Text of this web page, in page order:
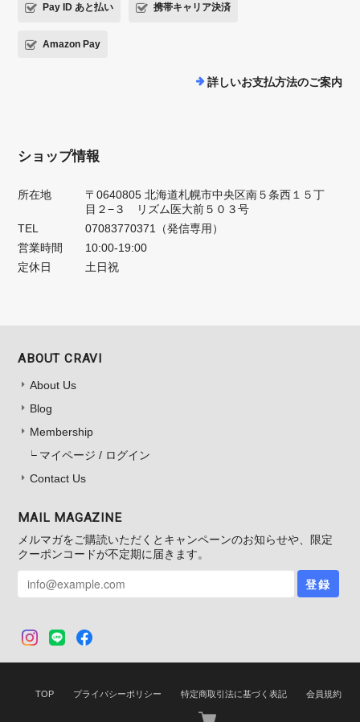
Pay ID あと払い 携帯キャリア決済
Amazon Pay
詳しいお支払方法のご案内
ショップ情報
所在地
〒0640805 北海道札幌市中央区南５条西１５丁
目２−３ リズム医大前５０３号
TEL
07083770371（発信専用）
営業時間
10:00-19:00
定休日
土日祝
ABOUT CRAVI
About Us
Blog
Membership
マイページ / ログイン
Contact Us
MAIL MAGAZINE
メルマガをご購読いただくとキャンペーンのお知らせや、限定
クーポンコードが不定期に届きます。
登録
TOP プライバシーポリシー 特定商取引法に基づく表記 会員規約